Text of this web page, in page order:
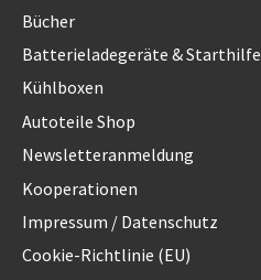
Bücher
Batterieladegeräte & Starthilfe
Kühlboxen
Autoteile Shop
Newsletteranmeldung
Kooperationen
Impressum / Datenschutz
Cookie-Richtlinie (EU)